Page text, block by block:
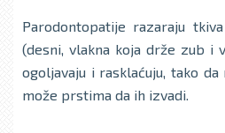
Parodontopatije razaraju
(desni, vlakna koja drže zub i
ogolјavaju i rasklaćuju, tako
može prstima da ih izvadi.